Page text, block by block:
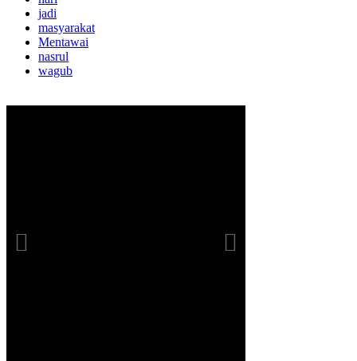
jadi
masyarakat
Mentawai
nasrul
wagub